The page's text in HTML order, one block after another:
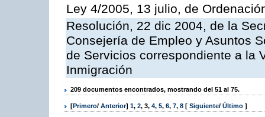
Ley 4/2005, 13 julio, de
Resolución, 22 dic 2004, de la
Consejería de Empleo y Asuntos
de Servicios correspondiente a la
Inmigración
209 documentos encontrados, mostrando del 51 al 75.
[Primero/ Anterior] 1, 2, 3, 4, 5, 6, 7, 8 [ Siguiente/ Último ]